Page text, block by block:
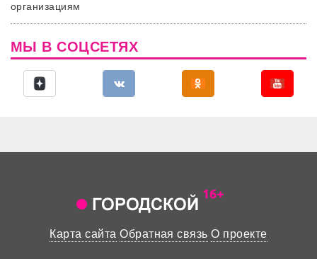
организациям
МЫ В СОЦСЕТЯХ
Карта сайта Обратная связь О проекте